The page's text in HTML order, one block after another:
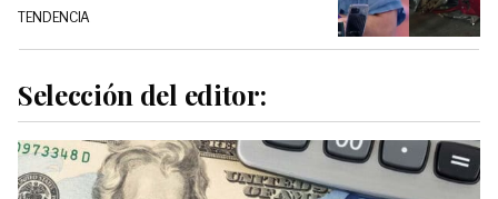
TENDENCIA
Selección del editor: